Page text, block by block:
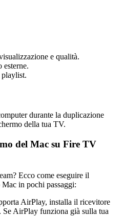
e qualità.
esterne.
playlist.
durante la duplicazione
della tua TV.
del Mac su Fire TV
Ecco come eseguire il
in pochi passaggi:
AirPlay, installa il ricevitore
AirPlay funziona già sulla tua